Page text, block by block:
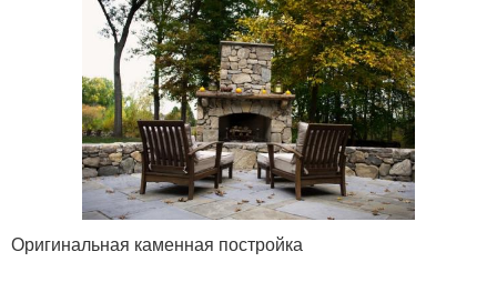
Оригинальная каменная постройка